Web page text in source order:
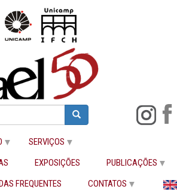
Search
SERVIÇOS
EXPOSIÇÕES
PUBLICAÇÕES
FREQUENTES CONTATOS
Comitê Gestor do ReDiSAP